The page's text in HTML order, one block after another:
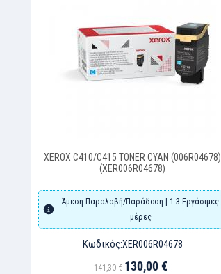
XEROX C410/C415 TONER CYAN (006R04678)
(XER006R04678)
Άμεση Παραλαβή/Παράδοση | 1-3 Εργάσιμες
μέρες
Κωδικός:XER006R04678
141,30 € 130,00 €